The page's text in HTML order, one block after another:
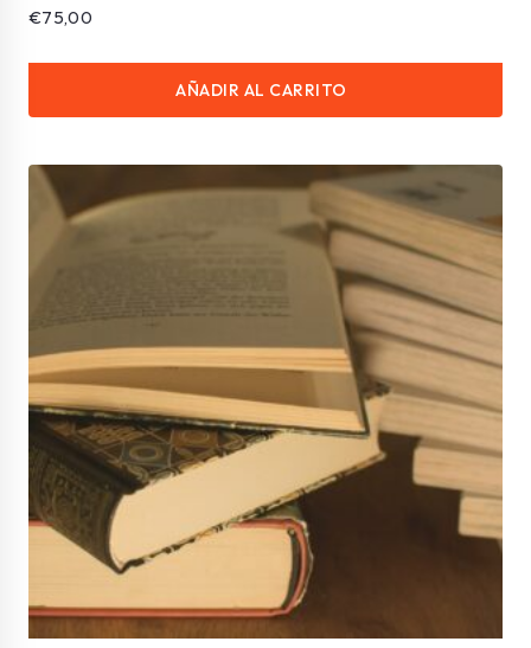
€75,00
AÑADIR AL CARRITO